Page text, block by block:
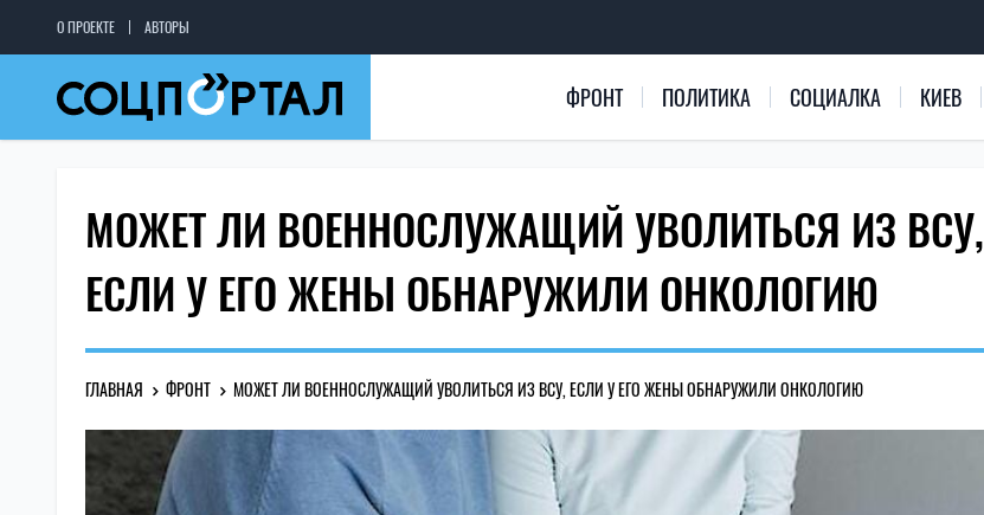
О ПРОЕКТЕ АВТОРЫ
ФРОНТ ПОЛИТИКА СОЦИАЛКА КИЕВ
МОЖЕТ ЛИ ВОЕННОСЛУЖАЩИЙ УВОЛИТЬСЯ ИЗ ВСУ,
ЕСЛИ У ЕГО ЖЕНЫ ОБНАРУЖИЛИ ОНКОЛОГИЮ
ГЛАВНАЯ ФРОНТ МОЖЕТ ЛИ ВОЕННОСЛУЖАЩИЙ УВОЛИТЬСЯ ИЗ ВСУ, ЕСЛИ У ЕГО ЖЕНЫ ОБНАРУЖИЛИ ОНКОЛОГИЮ